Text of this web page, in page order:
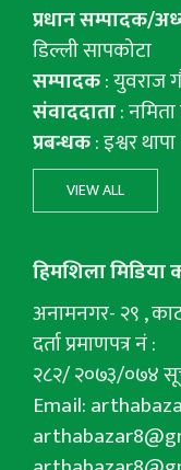
प्रधान सम्पादक/
डिल्ली सापकोटा
सम्पादक: युवराज
संवाददाता:
प्रबन्धक: इश्वर थापा
VIEW ALL
हिमशिला मिडिया
अनामनगर- २९ ,
दर्ता प्रमाणपत्र नं :
२८२/ २०७३/०७४
Email: